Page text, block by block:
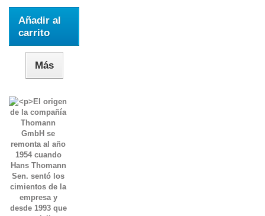
Añadir al
carrito
Más